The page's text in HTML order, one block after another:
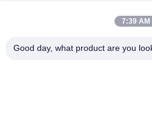
Jiangsu Shengman
7:39 AM
Good day, what product are you